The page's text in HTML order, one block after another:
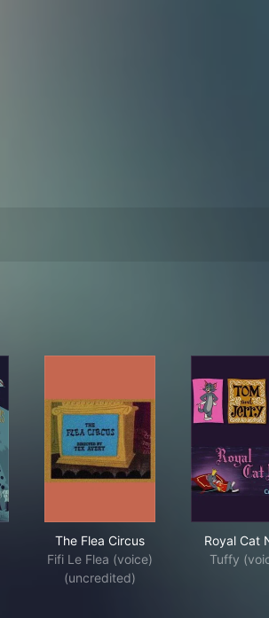
The Flea Circus
Fifi Le Flea (voice)
(uncredited)
Royal Cat
Tuffy